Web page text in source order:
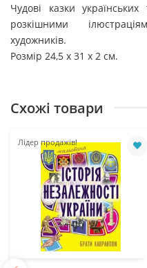
Чудові казки
розкішними
художників.
Розмір 24,5 х 31 х 2 см.
Схожі товари
Лідер продажів!